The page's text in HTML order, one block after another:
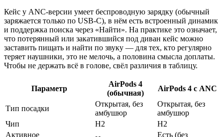
Кейс у ANC-версии умеет беспроводную зарядку (обычный
заряжается только по USB-C), в нём есть встроенный динамик
и поддержка поиска через «Найти». На практике это означает,
что потерянный или закатившийся под диван кейс можно
заставить пищать и найти по звуку — для тех, кто регулярно
теряет наушники, это не мелочь, а половина смысла доплаты.
Чтобы не держать всё в голове, свёл различия в таблицу.
Параметр
AirPods 4
(обычная)
AirPods 4 с ANC
Тип посадки
Открытая, без
амбушюр
Открытая, без
амбушюр
Чип
H2
H2
Активное
Есть (без